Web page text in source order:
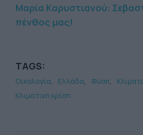
Μαρία Καρυστιανού:
πένθος μας!
TAGS:
Οικολογία Ελλάδα Φύση
Κλιματική κρίση